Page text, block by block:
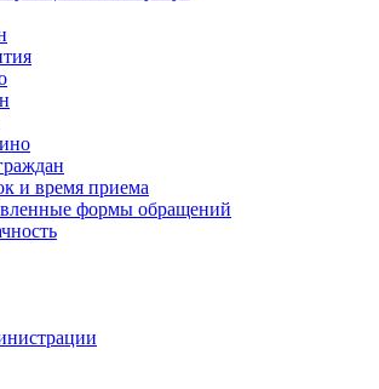
и время приема
формы обращений